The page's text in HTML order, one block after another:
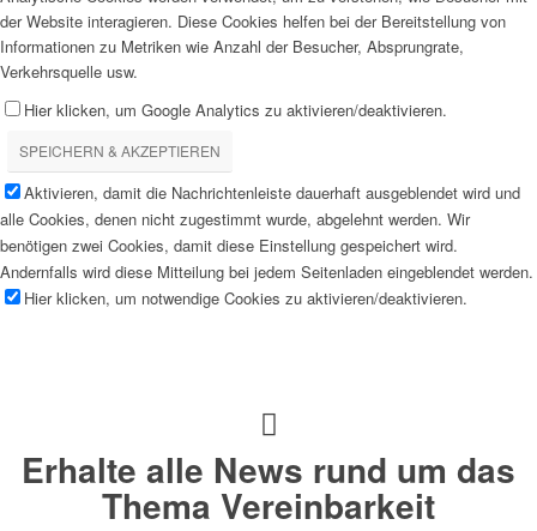
der Website interagieren. Diese Cookies helfen bei der Bereitstellung von
Informationen zu Metriken wie Anzahl der Besucher, Absprungrate,
Verkehrsquelle usw.
Hier klicken, um Google Analytics zu aktivieren/deaktivieren.
SPEICHERN & AKZEPTIEREN
Aktivieren, damit die Nachrichtenleiste dauerhaft ausgeblendet wird und
alle Cookies, denen nicht zugestimmt wurde, abgelehnt werden. Wir
benötigen zwei Cookies, damit diese Einstellung gespeichert wird.
Andernfalls wird diese Mitteilung bei jedem Seitenladen eingeblendet werden.
Hier klicken, um notwendige Cookies zu aktivieren/deaktivieren.
Erhalte alle News rund um das
Thema Vereinbarkeit